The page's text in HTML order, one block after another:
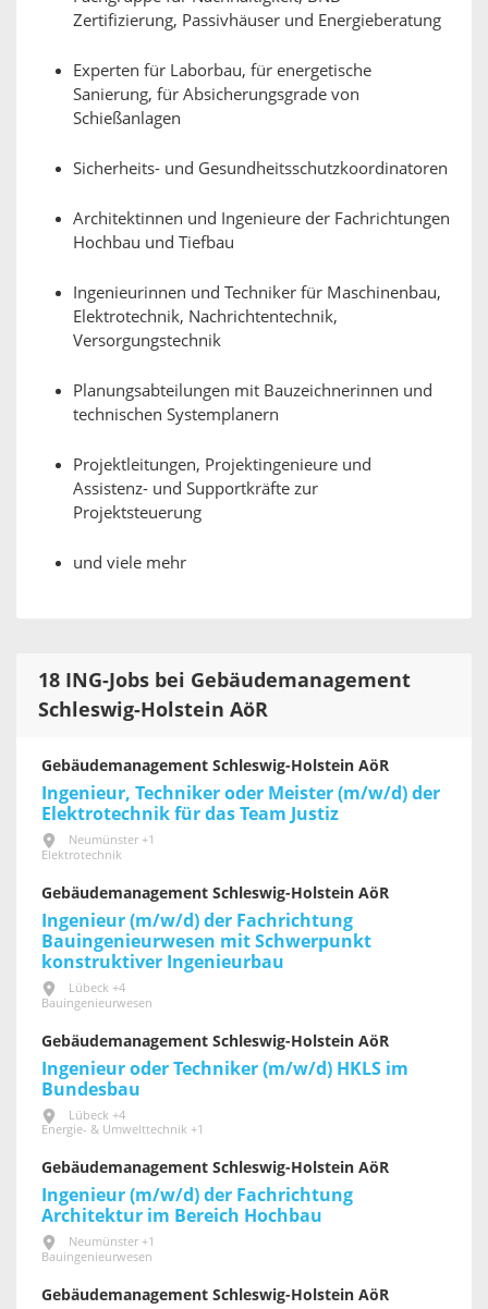
Zertifizierung, Passivhäuser und Energieberatung
Experten für Laborbau, für energetische
Sanierung, für Absicherungsgrade von
Schießanlagen
Sicherheits- und Gesundheitsschutzkoordinatoren
Architektinnen und Ingenieure der Fachrichtungen
Hochbau und Tiefbau
Ingenieurinnen und Techniker für Maschinenbau,
Elektrotechnik, Nachrichtentechnik,
Versorgungstechnik
Planungsabteilungen mit Bauzeichnerinnen und
technischen Systemplanern
Projektleitungen, Projektingenieure und
Assistenz- und Supportkräfte zur
Projektsteuerung
und viele mehr
18 ING-Jobs bei Gebäudemanagement
Schleswig-Holstein AöR
Gebäudemanagement Schleswig-Holstein AöR
Ingenieur, Techniker oder Meister (m/w/d) der
Elektrotechnik für das Team Justiz
Neumünster +1
Elektrotechnik
Gebäudemanagement Schleswig-Holstein AöR
Ingenieur (m/w/d) der Fachrichtung
Bauingenieurwesen mit Schwerpunkt
konstruktiver Ingenieurbau
Lübeck +4
Bauingenieurwesen
Gebäudemanagement Schleswig-Holstein AöR
Ingenieur oder Techniker (m/w/d) HKLS im
Bundesbau
Lübeck +4
Energie- & Umwelttechnik +1
Gebäudemanagement Schleswig-Holstein AöR
Ingenieur (m/w/d) der Fachrichtung
Architektur im Bereich Hochbau
Neumünster +1
Bauingenieurwesen
Gebäudemanagement Schleswig-Holstein AöR